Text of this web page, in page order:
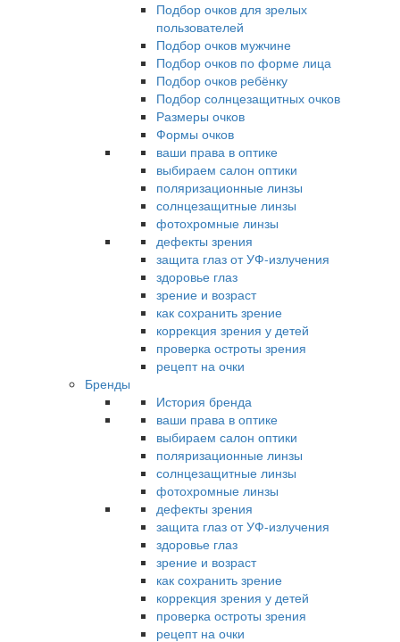
Подбор очков для зрелых
пользователей
Подбор очков мужчине
Подбор очков по форме лица
Подбор очков ребёнку
Подбор солнцезащитных очков
Размеры очков
Формы очков
ваши права в оптике
выбираем салон оптики
поляризационные линзы
солнцезащитные линзы
фотохромные линзы
дефекты зрения
защита глаз от УФ-излучения
здоровье глаз
зрение и возраст
как сохранить зрение
коррекция зрения у детей
проверка остроты зрения
рецепт на очки
Бренды
История бренда
ваши права в оптике
выбираем салон оптики
поляризационные линзы
солнцезащитные линзы
фотохромные линзы
дефекты зрения
защита глаз от УФ-излучения
здоровье глаз
зрение и возраст
как сохранить зрение
коррекция зрения у детей
проверка остроты зрения
рецепт на очки